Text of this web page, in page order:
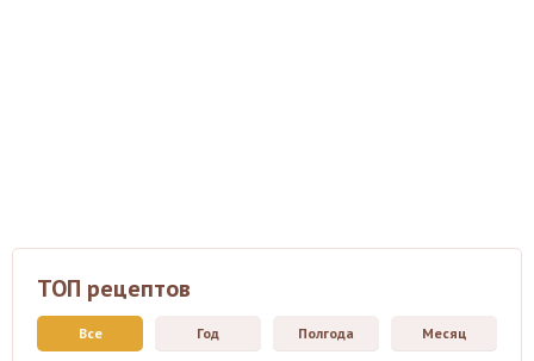
ТОП рецептов
Все Год Полгода Месяц